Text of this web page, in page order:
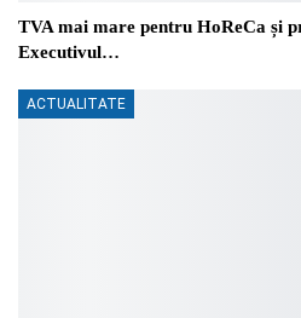
TVA mai mare pentru HoReCa și
Executivul…
ACTUALITATE